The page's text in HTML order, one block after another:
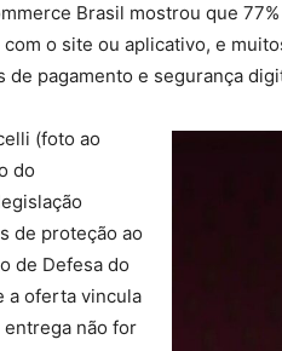
Brasil mostrou que
o site ou aplicativo, e
de pagamento e segurança
(foto ao
do
de proteção ao
de Defesa do
a oferta vincula
não for